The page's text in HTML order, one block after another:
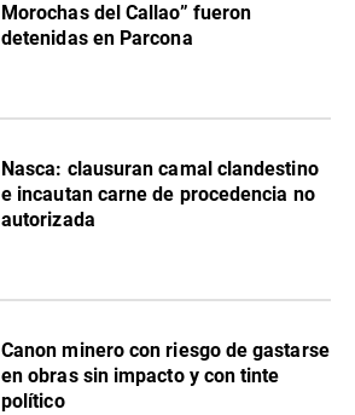
Morochas del Callao” fueron
detenidas en Parcona
Nasca: clausuran camal clandestino
e incautan carne de procedencia no
autorizada
Canon minero con riesgo de gastarse
en obras sin impacto y con tinte
político